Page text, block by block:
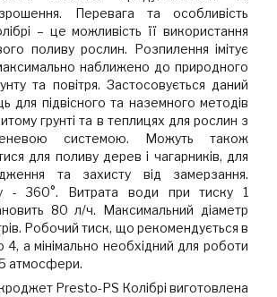
зрошення. Перевага та особливість
– це можливість її використання
поливу рослин. Розпилення імітує
наближено до природного
та повітря. Застосовується даний
для підвісного та наземного методів
грунті та в теплицях для рослин з
системою. Можуть також
для поливу дерев і чагарників, для
та захисту від замерзання.
- 360°. Витрата води при тиску 1
80 л/ч. Максимальний діаметр
Робочий тиск, що рекомендується в
4, а мінімально необхідний для роботи
атмосфери.
Presto-PS Колібрі виготовлена